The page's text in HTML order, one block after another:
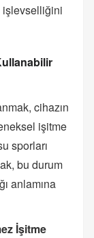
işlevselliğini
cihazın
işitme
sporları
bu durum
anlamına
İşitme